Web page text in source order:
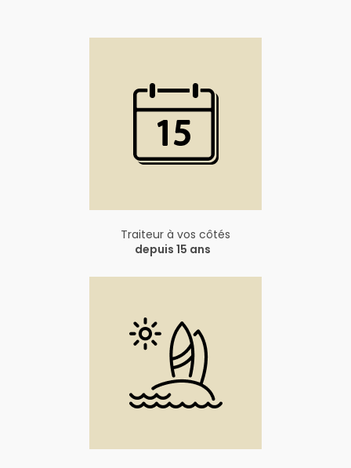
Traiteur à vos côtés
depuis 15 ans